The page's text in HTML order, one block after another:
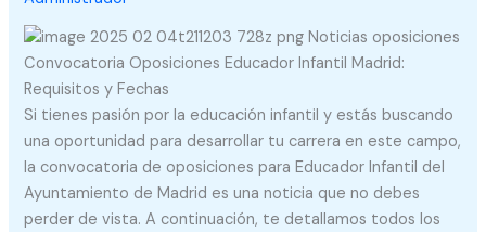
Convocatoria Oposiciones Educador Infantil Madrid:
Requisitos y Fechas
Si tienes pasión por la educación infantil y estás buscando
una oportunidad para desarrollar tu carrera en este campo,
la convocatoria de oposiciones para Educador Infantil del
Ayuntamiento de Madrid es una noticia que no debes
perder de vista. A continuación, te detallamos todos los